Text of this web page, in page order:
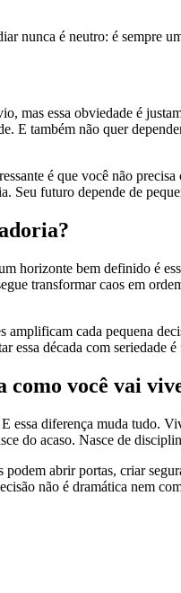
nunca é neutro: é sempre
mas essa obviedade é
E também não quer
é que você não
futuro depende de
horizonte bem definido é
transformar caos em
amplificam cada pequena
década com seriedade
como você vai
essa diferença muda tudo.
do acaso. Nasce de
podem abrir portas, criar
não é dramática nem